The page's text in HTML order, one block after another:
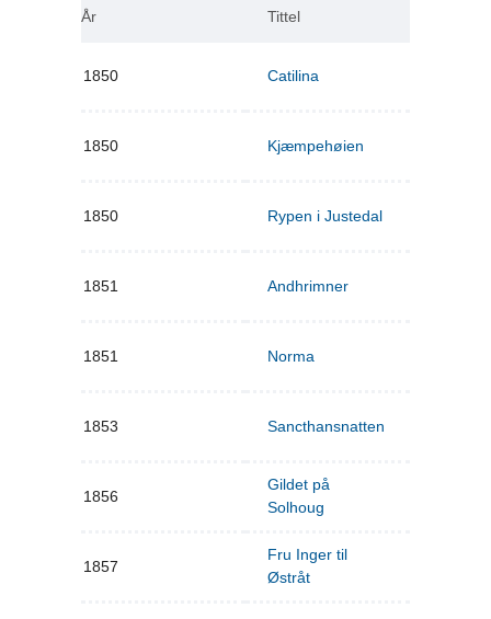
År Tittel
1850 Catilina
1850 Kjæmpehøien
1850 Rypen i Justedal
1851 Andhrimner
1851 Norma
1853 Sancthansnatten
1856
Gildet på
Solhoug
1857
Fru Inger til
Østråt